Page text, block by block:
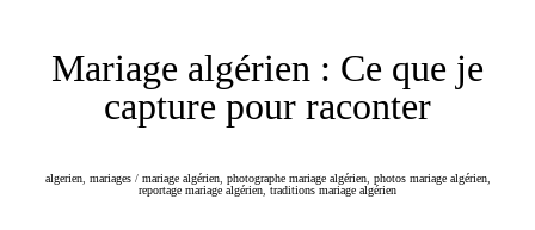
Mariage algérien : Ce que je
capture pour raconter
algerien, mariages / mariage algérien, photographe mariage algérien, photos mariage algérien,
reportage mariage algérien traditions mariage algérien